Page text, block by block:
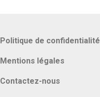
Politique de confidentialité
Mentions légales
Contactez-nous